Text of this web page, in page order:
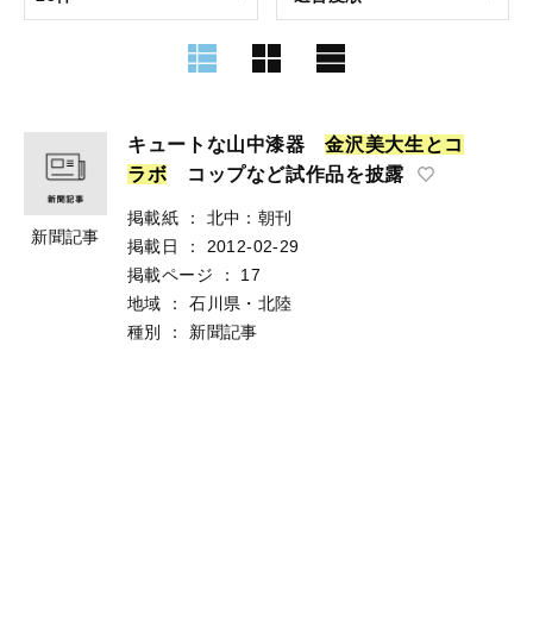
新聞記事
キュートな山中漆器金沢美大生 と コ
ラボ コップなど試作品を披露
掲載紙 ：
北中：朝刊
掲載日
：
2012-02-29
掲載ページ
：
17
地域
：
石川県・北陸
種別
： 新聞記事